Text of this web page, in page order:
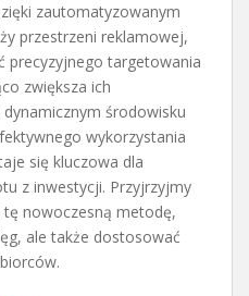
zautomatyzowanym
przestrzeni reklamowej,
precyzyjnego targetowania
zwiększa ich
środowisku
wykorzystania
się kluczowa dla
z inwestycji. Przyjrzyjmy
nowoczesną metodę,
ale także dostosować